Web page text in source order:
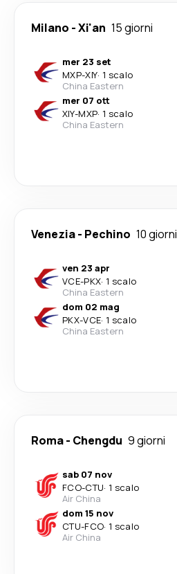
Milano -Xi'an 15 giorni
mer 23 set
MXP-XIY· 1 scalo
China Eastern
mer 07 ott
XIY-MXP· 1 scalo
China Eastern
Venezia- Pechino 10 giorni
ven 23 apr
VCE-PKX· 1 scalo
China Eastern
dom 02 mag
PKX-VCE· 1 scalo
China Eastern
Roma- Chengdu 9 giorni
sab 07 nov
FCO-CTU· 1 scalo
Air China
dom 15 nov
CTU-FCO· 1 scalo
Air China